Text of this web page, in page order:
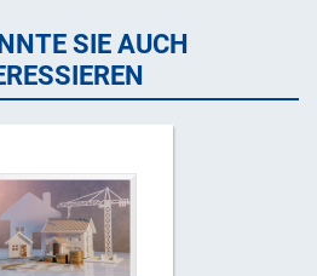
SIE AUCH